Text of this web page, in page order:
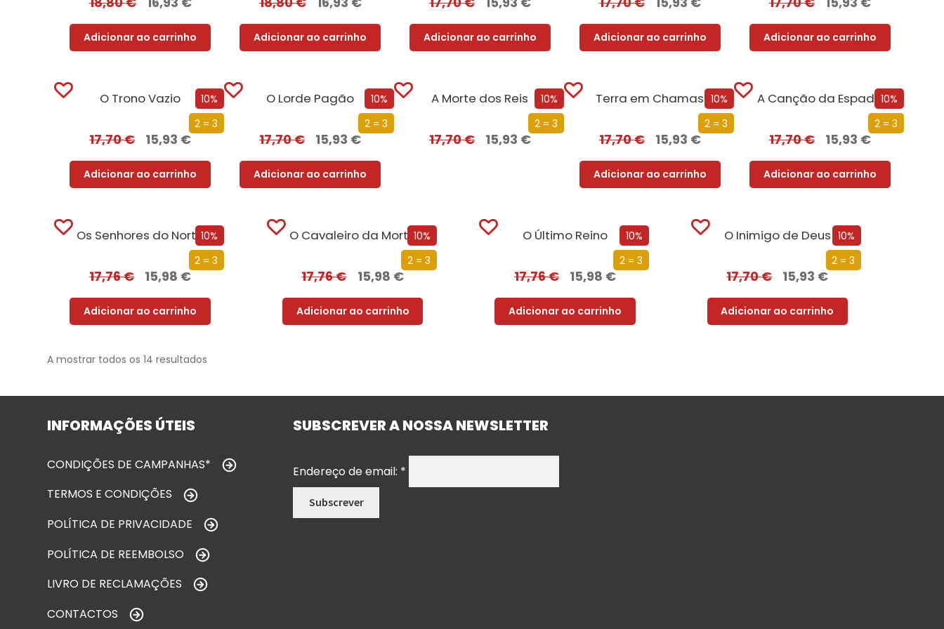
Adicionar ao carrinho Adicionar ao carrinho Adicionar ao carrinho Adicionar ao carrinho Adicionar ao carrinho
10%
2 = 3
O Trono Vazio
17,70€ 15,93 €
Adicionar ao carrinho
10%
2 = 3
O Lorde Pagão
17,70€ 15,93 €
Adicionar ao carrinho
10%
2 = 3
A Morte dos Reis
17,70€ 15,93 €
10%
2 = 3
Terra em Chamas
17,70€ 15,93 €
Adicionar ao carrinho
10%
2 = 3
A Canção da Espada
17,70€ 15,93 €
Adicionar ao carrinho
10%
2 = 3
Os Senhores do Norte
17,76€ 15,98 €
Adicionar ao carrinho
10%
2 = 3
O Cavaleiro da Morte
17,76€ 15,98 €
Adicionar ao carrinho
10%
2 = 3
O Último Reino
17,76€ 15,98 €
Adicionar ao carrinho
10%
2 = 3
O Inimigo de Deus
17,70€ 15,93 €
Adicionar ao carrinho
A mostrar todos os 14 resultados
INFORMAÇÕES ÚTEIS
CONDIÇÕES DE CAMPANHAS*
TERMOS E CONDIÇÕES
POLÍTICA DE PRIVACIDADE
POLÍTICA DE REEMBOLSO
LIVRO DE RECLAMAÇÕES
CONTACTOS
SUBSCREVER A NOSSA NEWSLETTER
Endereço de email: *